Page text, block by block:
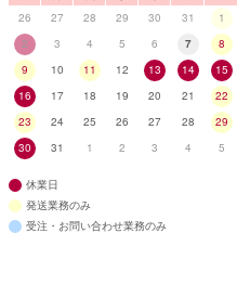
26
27 28 29 30 31
1
2
3 4 5 6 7
8
9
10 11 12 13 14
15
16
17 18 19 20 21
22
23
24 25 26 27 28
29
30
31 1 2 3 4 5
休業日
発送業務のみ
受注・お問い合わせ業務のみ